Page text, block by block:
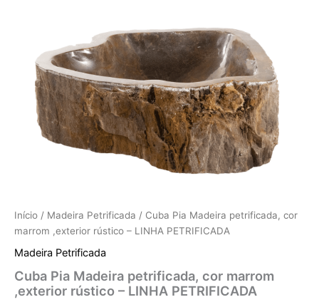
Início / Madeira Petrificada / Cuba Pia Madeira petrificada, cor
marrom ,exterior rústico – LINHA PETRIFICADA
Madeira Petrificada
Cuba Pia Madeira petrificada, cor marrom
,exterior rústico – LINHA PETRIFICADA